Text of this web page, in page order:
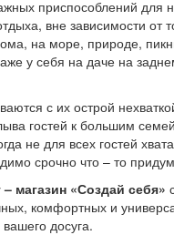
приспособлений для
вне зависимости от
на море, природе,
у себя на даче на
с их острой
гостей к большим
не для всех гостей
срочно что – то
– магазин «Создай себя»
комфортных и
досуга.